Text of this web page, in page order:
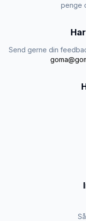
penge
Send gerne din